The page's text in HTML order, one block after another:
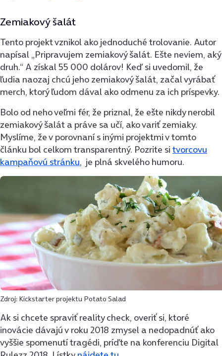
Zemiakový šalát
Tento projekt vznikol ako jednoduché trolovanie. Autor
napísal „Pripravujem zemiakový šalát. Ešte neviem, aký
druh.“ A získal 55 000 dolárov! Keď si uvedomil, že
ľudia naozaj chcú jeho zemiakový šalát, začal vyrábať
merch, ktorý ľudom dával ako odmenu za ich príspevky.
Bolo od neho veľmi fér, že priznal, že ešte nikdy nerobil
zemiakový šalát a práve sa učí, ako variť zemiaky.
Myslíme, že v porovnaní s inými projektmi v tomto
článku bol celkom transparentný. Pozrite si tvorcovu
kampaňovú stránku, je plná skvelého humoru.
Zdroj: Kickstarter projektu Potato Salad
Ak si chcete spraviť reality check, overiť si, ktoré
inovácie dávajú v roku 2018 zmysel a nedopadnúť ako
vyššie spomenutí tragédi, príďte na konferenciu Digital